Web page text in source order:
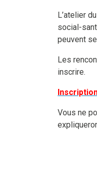
L’atelier
social-
peuvent
Les
inscrire.
Vous ne